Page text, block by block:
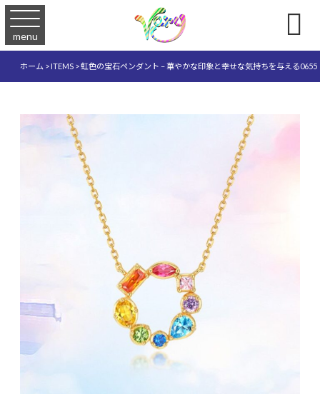
menu 
ホーム>ITEMS>虹色の宝石ペンダント – 華やかな印象と幸せな気持ちを与える0655